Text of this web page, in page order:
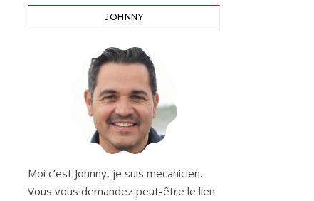
JOHNNY
Moi c’est Johnny, je suis mécanicien.
Vous vous demandez peut-être le lien